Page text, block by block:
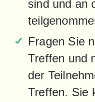
sind und an
Fragen Sie
Treffen und
der
Treffen. Sie